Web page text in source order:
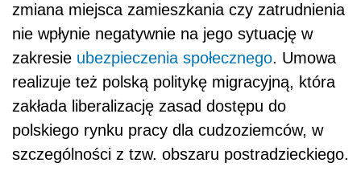
zmiana miejsca zamieszkania czy zatrudnienia
nie wpłynie negatywnie na jego sytuację w
zakresie ubezpieczenia społecznego. Umowa
realizuje też polską politykę migracyjną, która
zakłada liberalizację zasad dostępu do
polskiego rynku pracy dla cudzoziemców, w
szczególności z tzw. obszaru postradzieckiego.